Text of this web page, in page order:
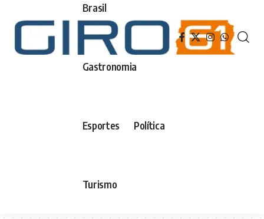
Brasil
Gastronomia
Esportes Política
Turismo